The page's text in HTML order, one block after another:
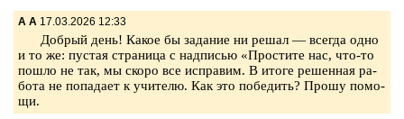
А А 17.03.2026 12:33
Доб­рый день! Какое бы за­да­ние ни решал — все­гда одно
и то же: пу­стая стра­ни­ца с над­пи­сью «Про­сти­те нас, что-то
пошло не так, мы скоро все ис­пра­вим. В итоге ре­шен­ная ра­
бо­та не по­па­да­ет к учи­те­лю. Как это по­бе­дить? Прошу по­мо­
щи.